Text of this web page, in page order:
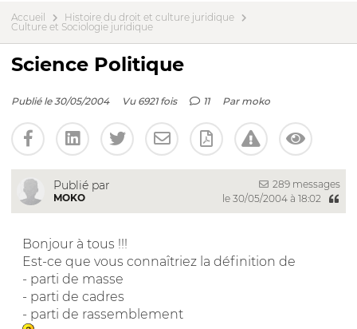
Accueil
Histoire du droit et culture juridique
Culture et Sociologie juridique
Science Politique
Publié le 30/05/2004 Vu 6921 fois 11 Par moko
Publié par
MOKO
289 messages
le 30/05/2004 à 18:02
Bonjour à tous !!!
Est-ce que vous connaîtriez la définition de
- parti de masse
- parti de cadres
- parti de rassemblement